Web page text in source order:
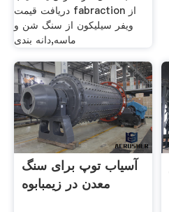
دریافت قیمت fabraction از
ویفر سیلیکون از سنگ شن و
ماسه,‫دانه بندی
آسیاب توپ برای سنگ
معدن در زیمبابوه